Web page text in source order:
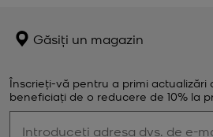
Găsiți un magazin
Înscrieți-vă pentru a primi actualizări
beneficiați de o reducere de 10% la